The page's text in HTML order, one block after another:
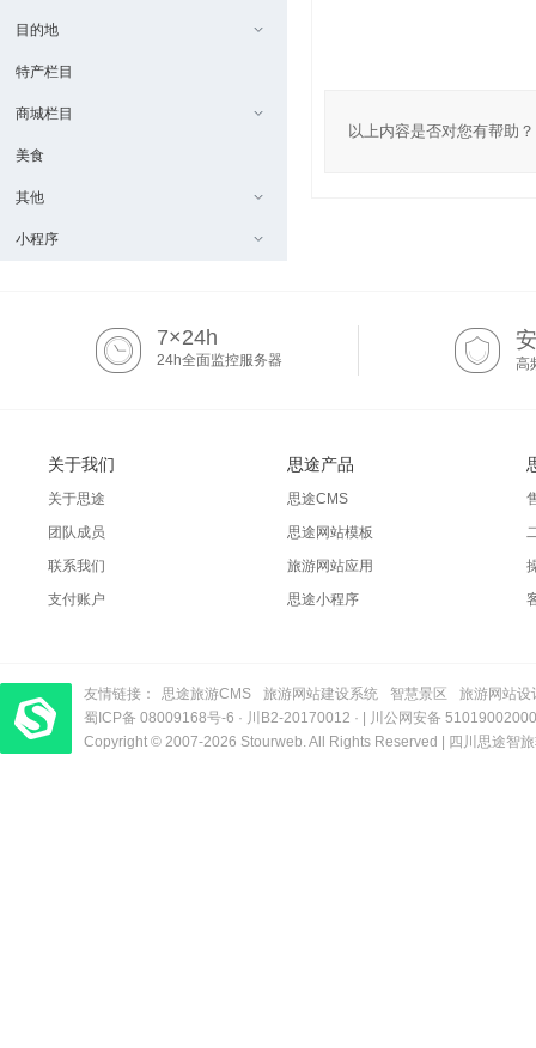
目的地
特产栏目
商城栏目
美食
其他
小程序
以上内容是否对您有帮助？
7×24h
24h全面监控服务器 高
关于我们
关于思途
团队成员
联系我们
支付账户
思途产品
思途CMS
思途网站模板
旅游网站应用
思途小程序
友情链接： 思途旅游CMS 旅游网站建设系统 智慧景区
旅游网站设
梦旅程酒店管理系统
​| 运营支持：创旅云营销​
蜀ICP备 08009168号-6 · 川B2-20170012 · |
川公网安备
Copyright © 2007-2026 Stourweb. All Rights Reserved | 四川思途智